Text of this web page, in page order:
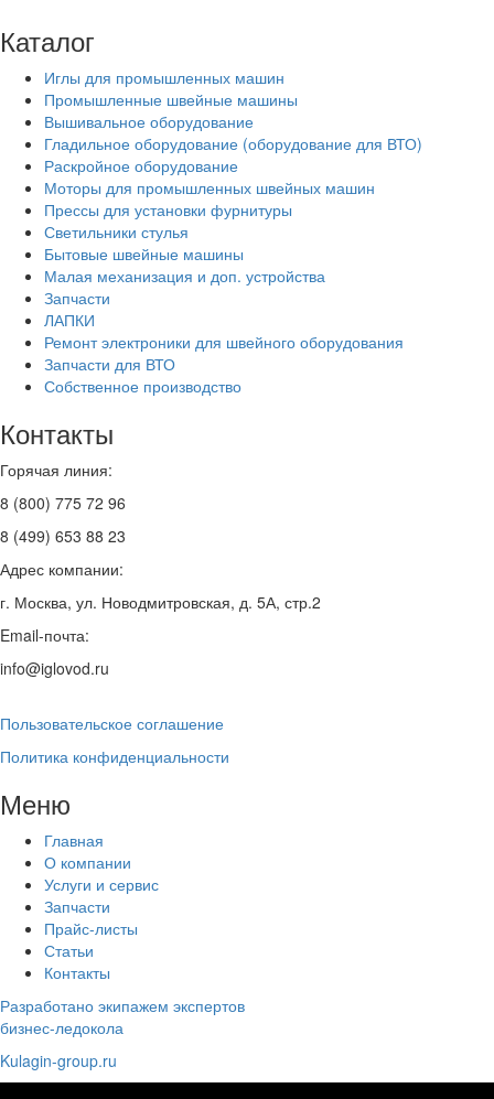
Каталог
Иглы для промышленных машин
Промышленные швейные машины
Вышивальное оборудование
Гладильное оборудование (оборудование для ВТО)
Раскройное оборудование
Моторы для промышленных швейных машин
Прессы для установки фурнитуры
Светильники стулья
Бытовые швейные машины
Малая механизация и доп. устройства
Запчасти
ЛАПКИ
Ремонт электроники для швейного оборудования
Запчасти для ВТО
Собственное производство
Контакты
Горячая линия:
8 (800) 775 72 96
8 (499) 653 88 23
Адрес компании:
г. Москва, ул. Новодмитровская, д. 5А, стр.2
Email-почта:
info@iglovod.ru
Пользовательское соглашение
Политика конфиденциальности
Меню
Главная
О компании
Услуги и сервис
Запчасти
Прайс-листы
Статьи
Контакты
Разработано экипажем экспертов
бизнес-ледокола
Kulagin-group.ru